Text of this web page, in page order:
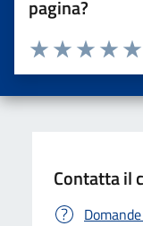
pagina?
Valuta da 1 a 5 stelle
Valuta
Valuta 3
Valuta 2 stelle
Valuta una stella
Contatta il